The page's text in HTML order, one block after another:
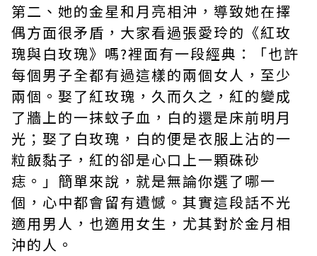
第二、她的金星和月亮相沖，導致她在擇
偶方面很矛盾，大家看過張愛玲的《紅玫
瑰與白玫瑰》嗎?裡面有一段經典：「也許
每個男子全都有過這樣的兩個女人，至少
兩個。娶了紅玫瑰，久而久之，紅的變成
了牆上的一抹蚊子血，白的還是床前明月
光；娶了白玫瑰，白的便是衣服上沾的一
粒飯黏子，紅的卻是心口上一顆硃砂
痣。」簡單來說，就是無論你選了哪一
個，心中都會留有遺憾。其實這段話不光
適用男人，也適用女生，尤其對於金月相
沖的人。